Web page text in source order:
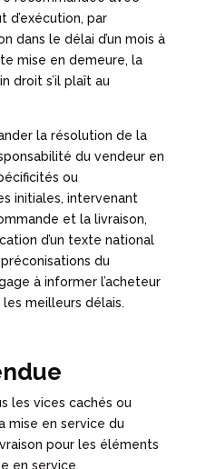
d’exécution, par
dans le délai d’un mois à
mise en demeure, la
droit s’il plaît au
la résolution de la
du vendeur en
ou
initiales, intervenant
et la livraison,
d’un texte national
du
à informer l’acheteur
meilleurs délais.
les vices cachés ou
mise en service du
pour les éléments
en service.